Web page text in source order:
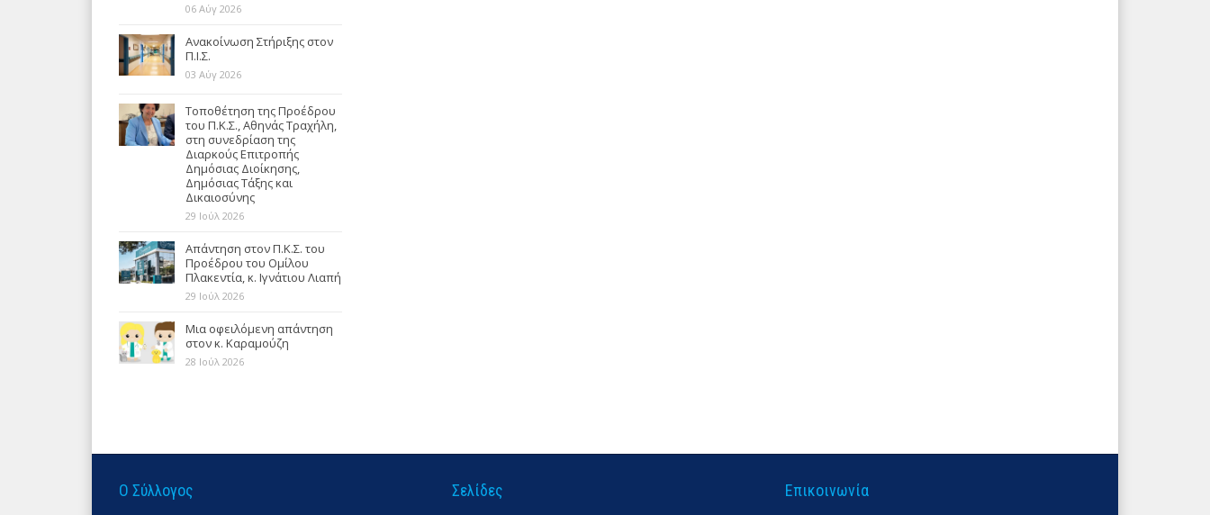
06 Αύγ 2026
Ανακοίνωση Στήριξης στον
Π.Ι.Σ.
03 Αύγ 2026
Τοποθέτηση της Προέδρου
του Π.Κ.Σ., Αθηνάς Τραχήλη,
στη συνεδρίαση της
Διαρκούς Επιτροπής
Δημόσιας Διοίκησης,
Δημόσιας Τάξης και
Δικαιοσύνης
29 Ιούλ 2026
Απάντηση στον Π.Κ.Σ. του
Προέδρου του Ομίλου
Πλακεντία, κ. Ιγνάτιου Λιαπή
29 Ιούλ 2026
Μια οφειλόμενη απάντηση
στον κ. Καραμούζη
28 Ιούλ 2026
Ο Σύλλογος Σελίδες Επικοινωνία